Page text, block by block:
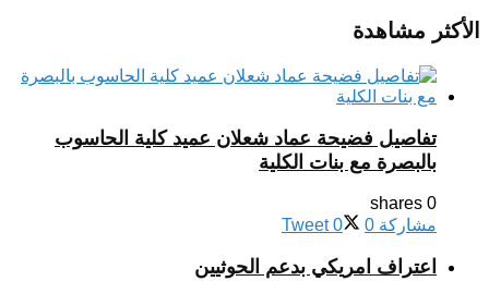
الأكثر مشاهدة
تفاصيل فضيحة عماد شعلان عميد كلية الحاسوب
بالبصرة مع بنات الكلية
0 shares
مشاركة 0
Tweet 0
اعتراف امريكي بدعم الحوثيين